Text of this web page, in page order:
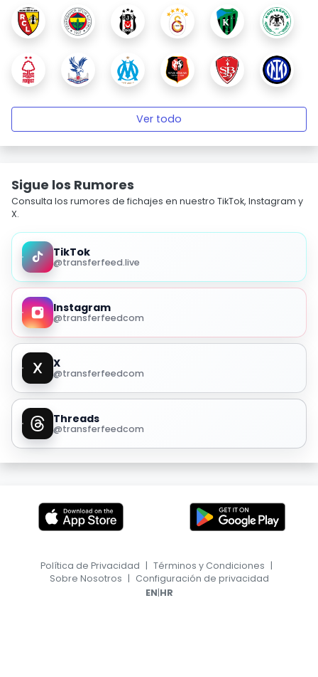
Ver todo
Sigue los Rumores
Consulta los rumores de fichajes en nuestro TikTok, Instagram y
X.
TikTok
@transferfeed.live
Instagram
@transferfeedcom
X
@transferfeedcom
Threads
@transferfeedcom
Política de Privacidad | Términos y Condiciones |
Sobre Nosotros | Configuración de privacidad
EN|HR